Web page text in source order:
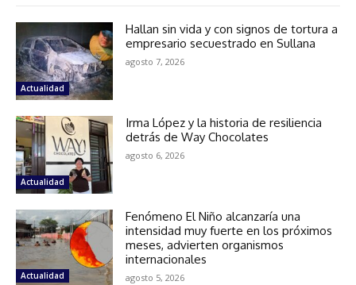
Actualidad
Hallan sin vida y con signos de tortura a
empresario secuestrado en Sullana
agosto 7, 2026
Actualidad
Irma López y la historia de resiliencia
detrás de Way Chocolates
agosto 6, 2026
Actualidad
Fenómeno El Niño alcanzaría una
intensidad muy fuerte en los próximos
meses, advierten organismos
internacionales
agosto 5, 2026